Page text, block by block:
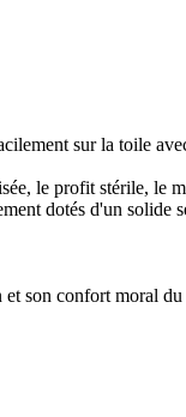
sur la toile
le profit stérile, le
dotés d'un solide
son confort moral